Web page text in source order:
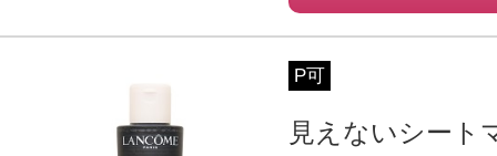
P可
見えないシート